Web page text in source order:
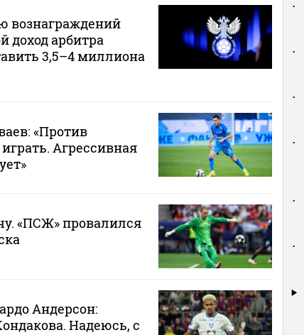
вознаграждений
доход арбитра
3,5–4 миллиона
«Против
Агрессивная
«ПСЖ» провалился
Андерсон:
Надеюсь, с